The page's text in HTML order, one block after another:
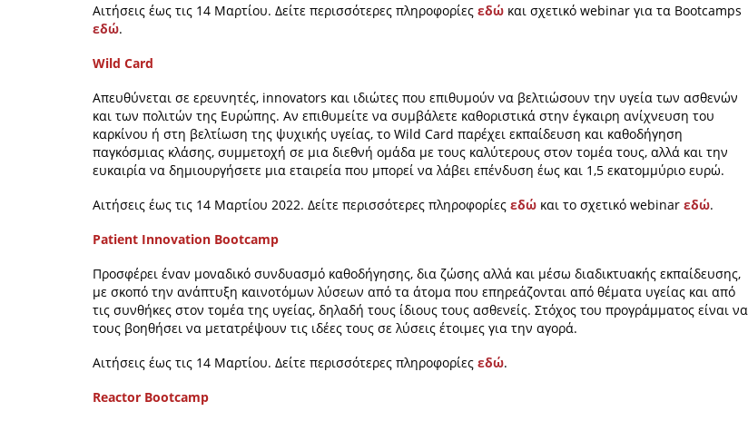
Αιτήσεις έως τις 14 Μαρτίου. Δείτε περισσότερες πληροφορίες εδώ και σχετικό webinar για τα Bootcamps
εδώ.
Wild Card
Απευθύνεται σε ερευνητές, innovators και ιδιώτες που επιθυμούν να βελτιώσουν την υγεία των ασθενών
και των πολιτών της Ευρώπης. Αν επιθυμείτε να συμβάλετε καθοριστικά στην έγκαιρη ανίχνευση του
καρκίνου ή στη βελτίωση της ψυχικής υγείας, το Wild Card παρέχει εκπαίδευση και καθοδήγηση
παγκόσμιας κλάσης, συμμετοχή σε μια διεθνή ομάδα με τους καλύτερους στον τομέα τους, αλλά και την
ευκαιρία να δημιουργήσετε μια εταιρεία που μπορεί να λάβει επένδυση έως και 1,5 εκατομμύριο ευρώ.
Αιτήσεις έως τις 14 Μαρτίου 2022. Δείτε περισσότερες πληροφορίες εδώ και το σχετικό webinar εδώ.
Patient Innovation Bootcamp
Προσφέρει έναν μοναδικό συνδυασμό καθοδήγησης, δια ζώσης αλλά και μέσω διαδικτυακής εκπαίδευσης,
με σκοπό την ανάπτυξη καινοτόμων λύσεων από τα άτομα που επηρεάζονται από θέματα υγείας και από
τις συνθήκες στον τομέα της υγείας, δηλαδή τους ίδιους τους ασθενείς. Στόχος του προγράμματος είναι να
τους βοηθήσει να μετατρέψουν τις ιδέες τους σε λύσεις έτοιμες για την αγορά.
Αιτήσεις έως τις 14 Μαρτίου. Δείτε περισσότερες πληροφορίες εδώ.
Reactor Bootcamp